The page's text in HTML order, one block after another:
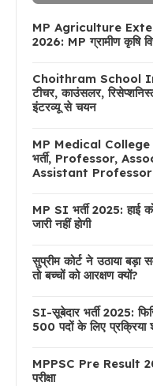
MP Agriculture
2026: MP ग्रामीण कृषि
Choithram School
टीचर, काउंसलर,
इंटरव्यू से चयन
MP Medical College
भर्ती, Professor,
Assistant Professor
MP SI भर्ती 2025: हाई
जारी नहीं होगी
सुप्रीम कोर्ट ने उठाया बड़ा
तो बच्चों को आरक्षण क्यों?
SI-सूबेदार भर्ती 2025:
500 पदों के लिए
MPPSC Pre Result
परीक्षा